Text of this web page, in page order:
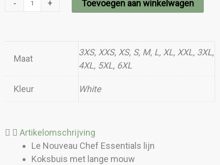
- + Toevoegen aan winkelwagen
Maat
3XS, XXS, XS, S, M, L, XL, XXL, 3XL,
4XL, 5XL, 6XL
Kleur White
Artikelomschrijving
Le Nouveau Chef Essentials lijn
Koksbuis met lange mouw